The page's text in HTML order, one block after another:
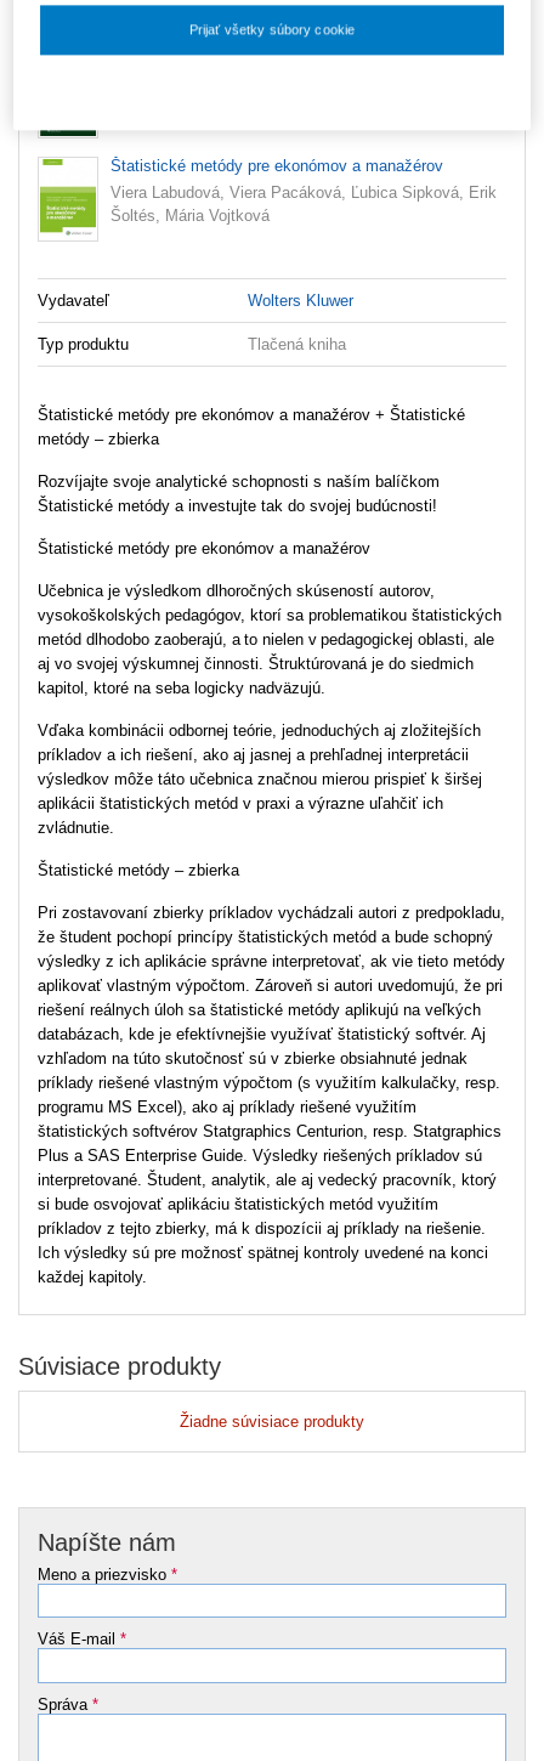
Balíček
Štatistické metódy pre ekonómov a manažérov
Viera Labudová, Viera Pacáková, Ľubica Sipková, Erik
Šoltés, Mária Vojtková
Vydavateľ Wolters Kluwer
Typ produktu Tlačená kniha
Štatistické metódy pre ekonómov a manažérov + Štatistické
metódy – zbierka
Rozvíjajte svoje analytické schopnosti s naším balíčkom
Štatistické metódy a investujte tak do svojej budúcnosti!
Štatistické metódy pre ekonómov a manažérov
Učebnica je výsledkom dlhoročných skúseností autorov,
vysokoškolských pedagógov, ktorí sa problematikou štatistických
metód dlhodobo zaoberajú, a to nielen v pedagogickej oblasti, ale
aj vo svojej výskumnej činnosti. Štruktúrovaná je do siedmich
kapitol, ktoré na seba logicky nadväzujú.
Vďaka kombinácii odbornej teórie, jednoduchých aj zložitejších
príkladov a ich riešení, ako aj jasnej a prehľadnej interpretácii
výsledkov môže táto učebnica značnou mierou prispieť k širšej
aplikácii štatistických metód v praxi a výrazne uľahčiť ich
zvládnutie.
Štatistické metódy – zbierka
Pri zostavovaní zbierky príkladov vychádzali autori z predpokladu,
že študent pochopí princípy štatistických metód a bude schopný
výsledky z ich aplikácie správne interpretovať, ak vie tieto metódy
aplikovať vlastným výpočtom. Zároveň si autori uvedomujú, že pri
riešení reálnych úloh sa štatistické metódy aplikujú na veľkých
databázach, kde je efektívnejšie využívať štatistický softvér. Aj
vzhľadom na túto skutočnosť sú v zbierke obsiahnuté jednak
príklady riešené vlastným výpočtom (s využitím kalkulačky, resp.
programu MS Excel), ako aj príklady riešené využitím
štatistických softvérov Statgraphics Centurion, resp. Statgraphics
Plus a SAS Enterprise Guide. Výsledky riešených príkladov sú
interpretované. Študent, analytik, ale aj vedecký pracovník, ktorý
si bude osvojovať aplikáciu štatistických metód využitím
príkladov z tejto zbierky, má k dispozícii aj príklady na riešenie.
Ich výsledky sú pre možnosť spätnej kontroly uvedené na konci
každej kapitoly.
Súvisiace produkty
Žiadne súvisiace produkty
Napíšte nám
Meno a priezvisko *
Váš E-mail *
Správa *
Prijať všetky súbory cookie